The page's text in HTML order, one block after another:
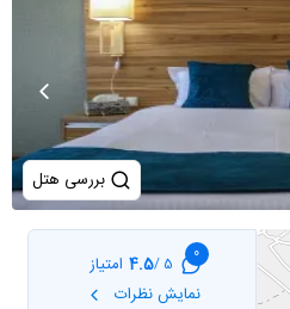
بررسی هتل
0
5 /
4.5 امتیاز
نمایش نظرات